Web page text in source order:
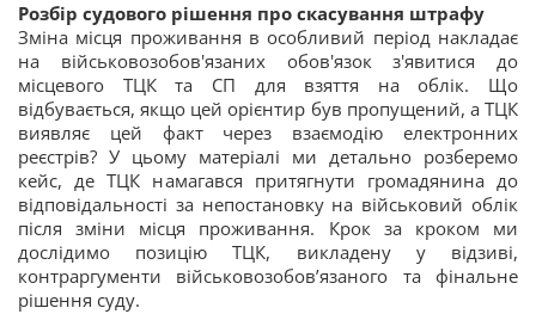
Розбір судового рішення про скасування штрафу
Зміна місця проживання в особливий період накладає
на військовозобов'язаних обов'язок з'явитися до
місцевого ТЦК та СП для взяття на облік. Що
відбувається, якщо цей орієнтир був пропущений, а ТЦК
виявляє цей факт через взаємодію електронних
реєстрів? У цьому матеріалі ми детально розберемо
кейс, де ТЦК намагався притягнути громадянина до
відповідальності за непостановку на військовий облік
після зміни місця проживання. Крок за кроком ми
дослідимо позицію ТЦК, викладену у відзиві,
контраргументи військовозобов’язаного та фінальне
рішення суду.